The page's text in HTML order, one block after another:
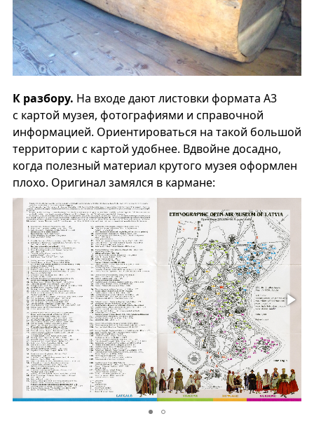
К разбору. На входе дают листовки формата А3
с картой музея, фотографиями и справочной
информацией. Ориентироваться на такой большой
территории с картой удобнее. Вдвойне досадно,
когда полезный материал крутого музея оформлен
плохо. Оригинал замялся в кармане: